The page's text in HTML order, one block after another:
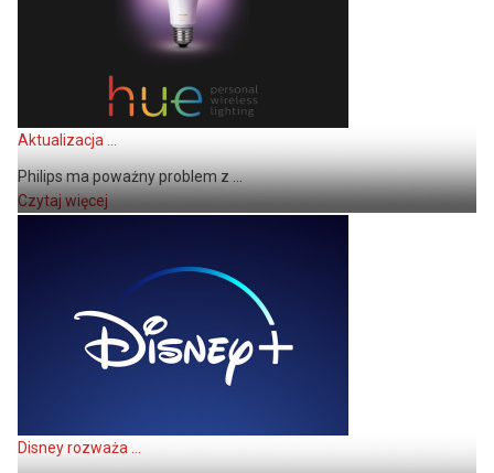
Aktualizacja ...
Philips ma poważny problem z ...
Czytaj więcej
Disney rozważa ...